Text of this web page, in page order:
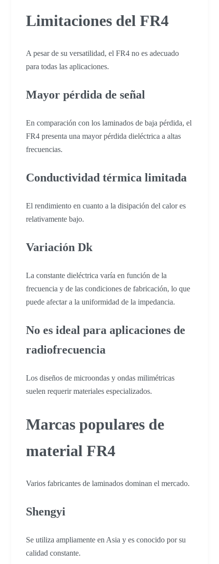
Limitaciones del FR4
A pesar de su versatilidad, el FR4 no es adecuado
para todas las aplicaciones.
Mayor pérdida de señal
En comparación con los laminados de baja pérdida, el
FR4 presenta una mayor pérdida dieléctrica a altas
frecuencias.
Conductividad térmica limitada
El rendimiento en cuanto a la disipación del calor es
relativamente bajo.
Variación Dk
La constante dieléctrica varía en función de la
frecuencia y de las condiciones de fabricación, lo que
puede afectar a la uniformidad de la impedancia.
No es ideal para aplicaciones de
radiofrecuencia
Los diseños de microondas y ondas milimétricas
suelen requerir materiales especializados.
Marcas populares de
material FR4
Varios fabricantes de laminados dominan el mercado.
Shengyi
Se utiliza ampliamente en Asia y es conocido por su
calidad constante.